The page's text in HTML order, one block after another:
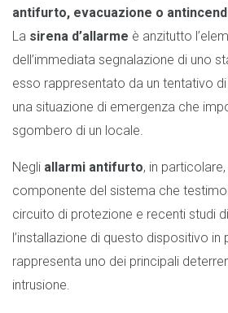
antifurto, evacuazione o
La sirena d’allarme è anzitutto
dell’immediata segnalazione di uno
esso rappresentato da un tentativo
una situazione di emergenza che
sgombero di un locale.
Negli allarmi antifurto, in
componente del sistema che
circuito di protezione e recenti studi
l’installazione di questo dispositivo in
rappresenta uno dei principali
intrusione.